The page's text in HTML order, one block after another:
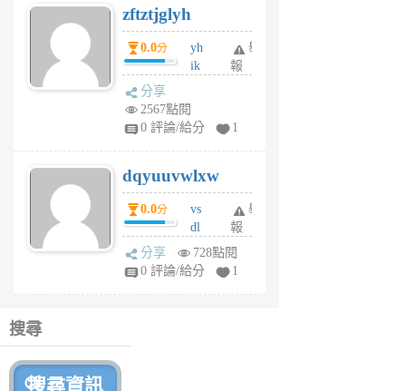
月
前
zftztjglyh
0.0分
yh
ik
tu
6
個
月
前
舉
報
分享
2567點閱
0 評論/給分
1
dqyuuvwlxw
0.0分
vs
dl
sq
fy
舉
報
分享
728點閱
0 評論/給分
1
搜尋